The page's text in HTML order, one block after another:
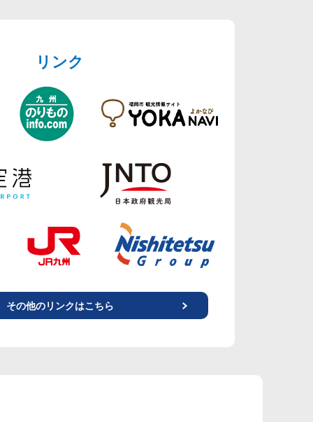
リンク
その他のリンクはこちら